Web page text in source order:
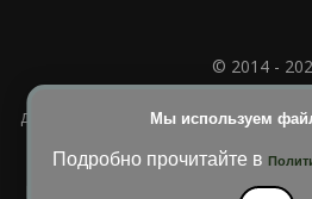
Мы используем
Подробно прочитайте в
© 2014 -
Полное или частичное
допускается только при наличии
Blossom Diva | РазработанаТемы